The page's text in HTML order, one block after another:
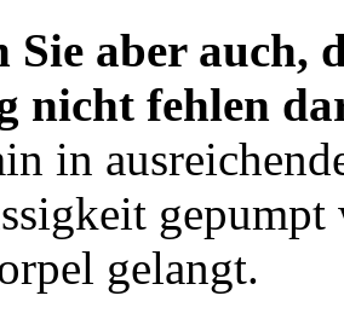
Sie aber auch,
nicht fehlen
in
gelangt.